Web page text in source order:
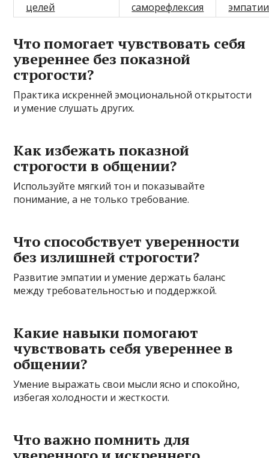
целей
саморефлексия
эмпатии
Что помогает чувствовать себя
увереннее без показной
строгости?
Практика искренней эмоциональной открытости
и умение слушать других.
Как избежать показной
строгости в общении?
Используйте мягкий тон и показывайте
понимание, а не только требование.
Что способствует уверенности
без излишней строгости?
Развитие эмпатии и умение держать баланс
между требовательностью и поддержкой.
Какие навыки помогают
чувствовать себя увереннее в
общении?
Умение выражать свои мысли ясно и спокойно,
избегая холодности и жесткости.
Что важно помнить для